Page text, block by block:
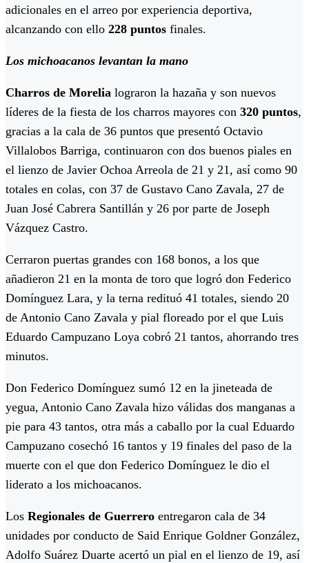
adicionales en el arreo por experiencia deportiva,
alcanzando con ello 228 puntos finales.
Los michoacanos levantan la mano
Charros de Morelia lograron la hazaña y son nuevos
líderes de la fiesta de los charros mayores con 320 puntos,
gracias a la cala de 36 puntos que presentó Octavio
Villalobos Barriga, continuaron con dos buenos piales en
el lienzo de Javier Ochoa Arreola de 21 y 21, así como 90
totales en colas, con 37 de Gustavo Cano Zavala, 27 de
Juan José Cabrera Santillán y 26 por parte de Joseph
Vázquez Castro.
Cerraron puertas grandes con 168 bonos, a los que
añadieron 21 en la monta de toro que logró don Federico
Domínguez Lara, y la terna redituó 41 totales, siendo 20
de Antonio Cano Zavala y pial floreado por el que Luis
Eduardo Campuzano Loya cobró 21 tantos, ahorrando tres
minutos.
Don Federico Domínguez sumó 12 en la jineteada de
yegua, Antonio Cano Zavala hizo válidas dos manganas a
pie para 43 tantos, otra más a caballo por la cual Eduardo
Campuzano cosechó 16 tantos y 19 finales del paso de la
muerte con el que don Federico Domínguez le dio el
liderato a los michoacanos.
Los Regionales de Guerrero entregaron cala de 34
unidades por conducto de Said Enrique Goldner González,
Adolfo Suárez Duarte acertó un pial en el lienzo de 19, así